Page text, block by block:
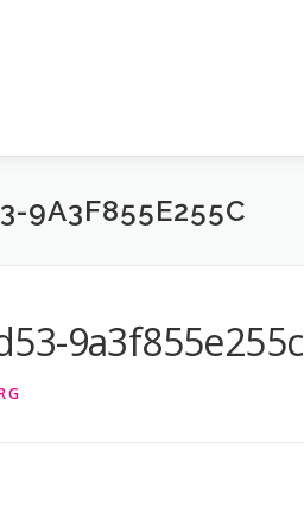
9A3F855E255C
9a3f855e255c